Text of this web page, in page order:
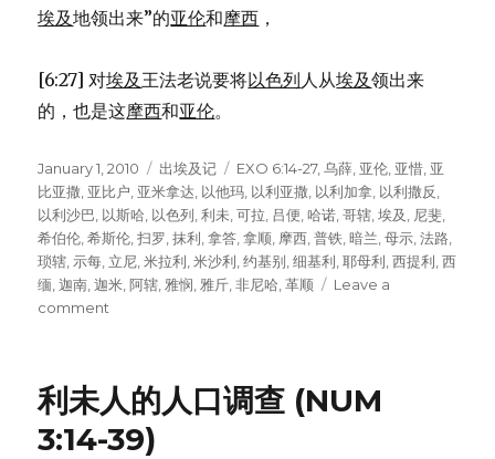
埃及地领出来”的亚伦和摩西 ，
[6:27] 对埃及王法老说要将以色列人从埃及领出来
的，也是这摩西和亚伦。
Posted
on
January 1, 2010 Categories
出埃及记 Tags
EXO 6:14-27,乌薛 亚伦 亚惜 亚
比亚撒 亚比户 亚米拿达 以他玛 以利亚撒 以利加拿 以利撒反
以利沙巴 以斯哈 以色列 ,利未 ,可拉 吕便 ,哈诺 ,哥辖 ,埃及 尼斐
希伯伦 ,希斯伦 ,扫罗 ,抹利 ,拿答 ,拿顺 摩西 ,普铁 ,暗兰 ,母示 ,法路
琐辖 示每 立尼 ,米拉利 ,米沙利 ,约基别 ,细基利 ,耶母利 ,西提利 ,西
缅 ,迦南 ,迦米 ,阿辖 雅悯 雅斤 ,非尼哈 ,革顺
Leave a
comment
摩
的
利未人的人口调查 (NUM
3:14-39)